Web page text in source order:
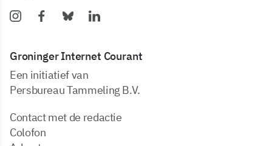
Groninger Internet Courant
Een initiatief van
Persbureau Tammeling B.V.
Contact met de redactie
Colofon